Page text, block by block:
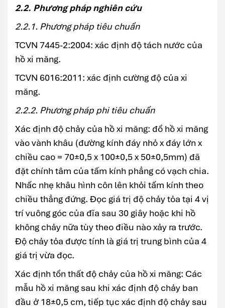
2.2. Phương pháp nghiên cứu
2.2.1. Phương pháp tiêu chuẩn
TCVN 7445-2:2004: xác định độ tách nước của
hồ xi măng.
TCVN 6016:2011: xác định cường độ của xi
măng.
2.2.2. Phương pháp phi tiêu chuẩn
Xác định độ chảy của hồ xi măng: đổ hồ xi măng
vào vành khâu (đường kính đáy nhỏ x đáy lớn x
chiều cao = 70±0,5 x 100±0,5 x 50±0,5mm) đã
đặt chính tâm của tấm kính phẳng có vạch chia.
Nhấc nhẹ khâu hình côn lên khỏi tấm kính theo
chiều thẳng đứng. Đọc giá trị độ chảy tỏa tại 4 vị
trí vuông góc của đĩa sau 30 giây hoặc khi hồ
không chảy nữa tùy theo điều nào xảy ra trước.
Độ chảy tỏa được tính là giá trị trung bình của 4
giá trị vừa đọc.
Xác định tổn thất độ chảy của hồ xi măng: Các
mẫu hồ xi măng sau khi xác định độ chảy ban
đầu ở 18±0,5 cm, tiếp tục xác định độ chảy sau